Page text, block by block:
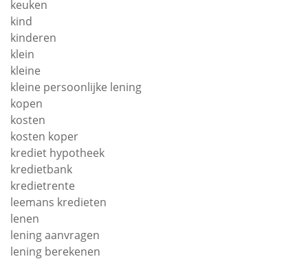
keuken
kind
kinderen
klein
kleine
kleine persoonlijke lening
kopen
kosten
kosten koper
krediet hypotheek
kredietbank
kredietrente
leemans kredieten
lenen
lening aanvragen
lening berekenen